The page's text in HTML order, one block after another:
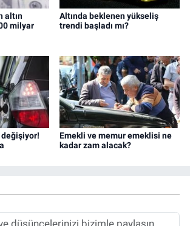
altın
milyar
Altında beklenen yükseliş
trendi başladı mı?
Emekli ve memur emeklisi ne
kadar zam alacak?